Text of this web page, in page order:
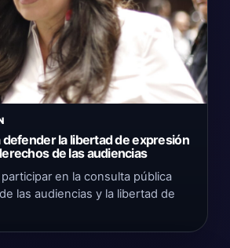
defender la libertad de expresión
de las audiencias
en la consulta pública
las audiencias y la libertad de